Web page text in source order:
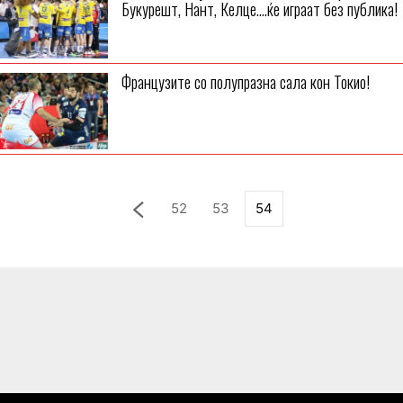
Букурешт, Нант, Келце….ќе играат без публика!
Французите со полупразна сала кон Токио!
52 53 54